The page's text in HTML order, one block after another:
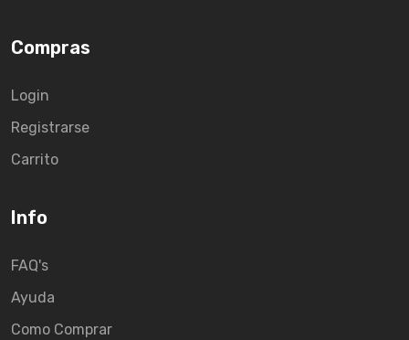
Compras
Login
Registrarse
Carrito
Info
FAQ's
Ayuda
Como Comprar